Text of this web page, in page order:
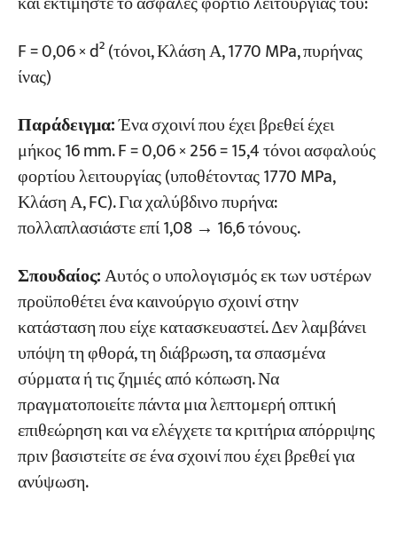
F = 0,06 × d² (τόνοι, Κλάση Α, 1770 MPa, πυρήνας
ίνας)
Παράδειγμα:Ένα σχοινί που έχει βρεθεί έχει
μήκος 16 mm. F = 0,06 × 256 = 15,4 τόνοι ασφαλούς
φορτίου λειτουργίας (υποθέτοντας 1770 MPa,
Κλάση Α, FC). Για χαλύβδινο πυρήνα:
πολλαπλασιάστε επί 1,08 → 16,6 τόνους.
Σπουδαίος:Αυτός ο υπολογισμός εκ των υστέρων
προϋποθέτει ένα καινούργιο σχοινί στην
κατάσταση που είχε κατασκευαστεί. Δεν λαμβάνει
υπόψη τη φθορά, τη διάβρωση, τα σπασμένα
σύρματα ή τις ζημιές από κόπωση. Να
πραγματοποιείτε πάντα μια λεπτομερή οπτική
επιθεώρηση και να ελέγχετε τα κριτήρια απόρριψης
πριν βασιστείτε σε ένα σχοινί που έχει βρεθεί για
ανύψωση.